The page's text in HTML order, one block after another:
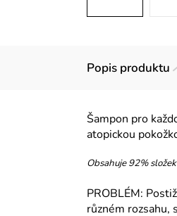
Popis produktu
Šampon pro
atopickou
Obsahuje 92%
PROBLÉM:
různém rozsahu,